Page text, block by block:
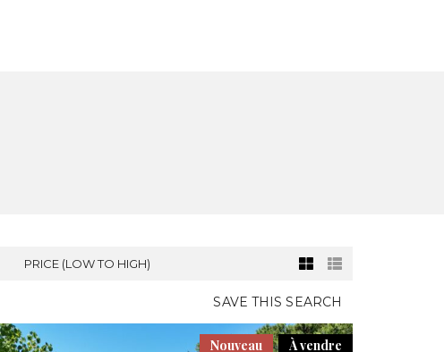
PRICE (LOW TO HIGH)
SAVE THIS SEARCH
À vendre
Nouveau